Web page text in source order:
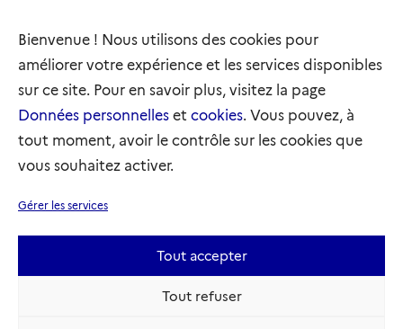
Bienvenue ! Nous utilisons des cookies pour
améliorer votre expérience et les services disponibles
sur ce site. Pour en savoir plus, visitez la page
Données personnelles et cookies. Vous pouvez, à
tout moment, avoir le contrôle sur les cookies que
vous souhaitez activer.
Gérer les services
Tout accepter
Tout refuser
elysee.fr
info.gouv.fr
legifrance.gouv.fr
refugies.info
initiativemarianne.fr
Mentions légales
Sauf mention contraire, tous les textes de ce site sont sous